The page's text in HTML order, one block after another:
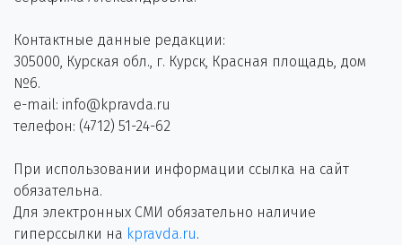
Контактные данные редакции:
305000, Курская обл., г. Курск, Красная площадь, дом
№6.
e-mail: info@kpravda.ru
телефон: (4712) 51-24-62
При использовании информации ссылка на сайт
обязательна.
Для электронных СМИ обязательно наличие
гиперссылки на kpravda.ru.